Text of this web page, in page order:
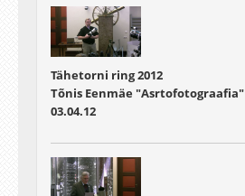
Tähetorni ring 2012
Tõnis Eenmäe "Asrtofotograafia"
03.04.12